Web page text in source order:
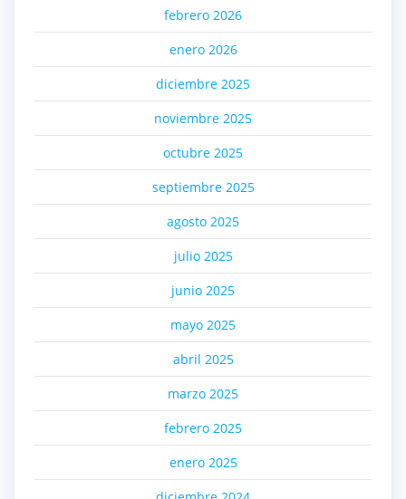
febrero 2026
enero 2026
diciembre 2025
noviembre 2025
octubre 2025
septiembre 2025
agosto 2025
julio 2025
junio 2025
mayo 2025
abril 2025
marzo 2025
febrero 2025
enero 2025